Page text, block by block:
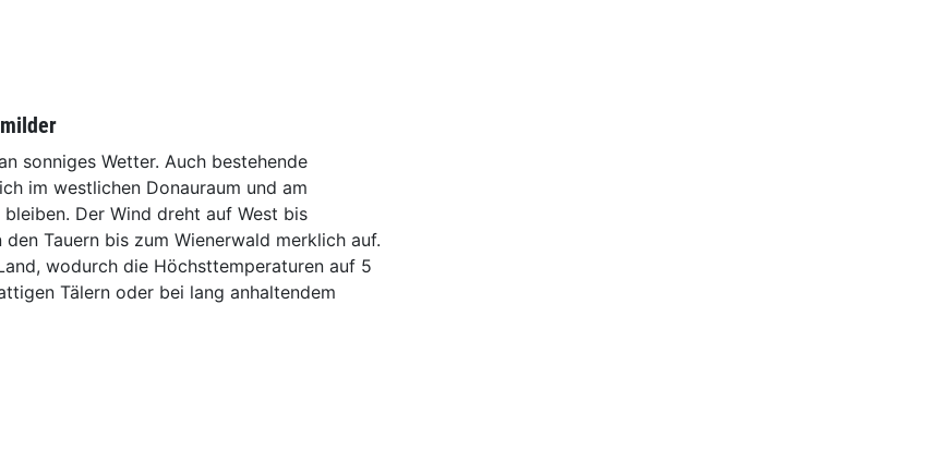
sonniges Wetter. Auch bestehende
im westlichen Donauraum und am
Der Wind dreht auf West bis
Tauern bis zum Wienerwald merklich auf.
wodurch die Höchsttemperaturen auf 5
Tälern oder bei lang anhaltendem